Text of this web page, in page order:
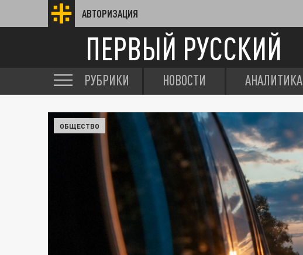
АВТОРИЗАЦИЯ
ПЕРВЫЙ РУССКИЙ
РУБРИКИ НОВОСТИ АНАЛИТИКА
ОБЩЕСТВО